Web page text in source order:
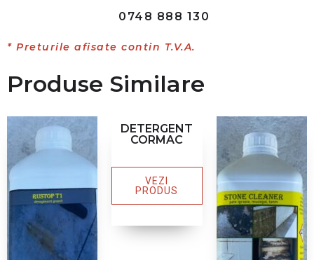
0748 888 130
* Preturile afisate contin T.V.A.
Produse Similare
DETERGENT
CORMAC
VEZI
PRODUS